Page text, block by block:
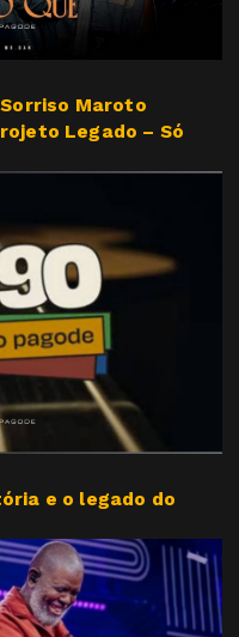
Sorriso Maroto
Legado – Só
e o legado do